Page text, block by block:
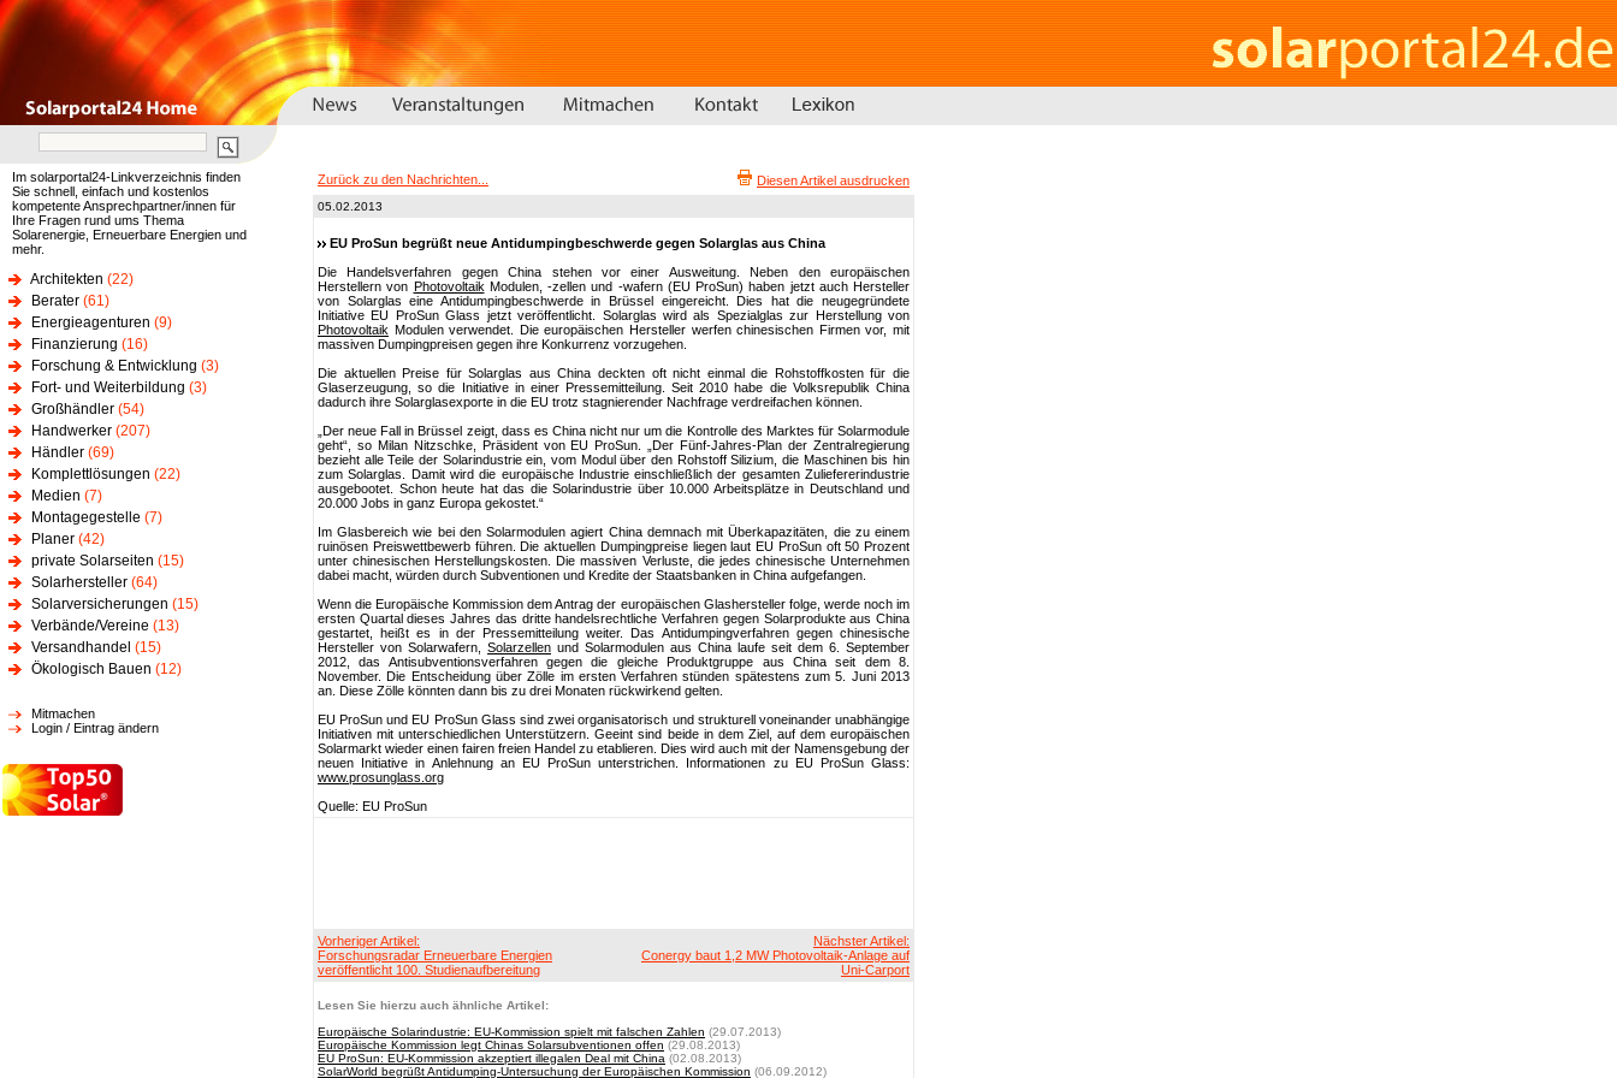
Im solarportal24-Linkverzeichnis finden
Sie schnell, einfach und kostenlos
kompetente Ansprechpartner/innen für
Ihre Fragen rund ums Thema
Solarenergie, Erneuerbare Energien und
mehr.
Architekten (22)
Berater (61)
Energieagenturen (9)
Finanzierung (16)
Forschung & Entwicklung (3)
Fort- und Weiterbildung (3)
Großhändler (54)
Handwerker (207)
Händler (69)
Komplettlösungen (22)
Medien (7)
Montagegestelle (7)
Planer (42)
private Solarseiten (15)
Solarhersteller (64)
Solarversicherungen (15)
Verbände/Vereine (13)
Versandhandel (15)
Ökologisch Bauen (12)
Mitmachen
Login / Eintrag ändern
Zurück zu den Nachrichten... Diesen Artikel ausdrucken
05.02.2013
EU ProSun begrüßt neue Antidumpingbeschwerde gegen Solarglas aus China
Die Handelsverfahren gegen China stehen vor einer Ausweitung. Neben den europäischen
Herstellern von Photovoltaik Modulen, -zellen und -wafern (EU ProSun) haben jetzt auch Hersteller
von Solarglas eine Antidumpingbeschwerde in Brüssel eingereicht. Dies hat die neugegründete
Initiative EU ProSun Glass jetzt veröffentlicht. Solarglas wird als Spezialglas zur Herstellung von
Photovoltaik Modulen verwendet. Die europäischen Hersteller werfen chinesischen Firmen vor, mit
massiven Dumpingpreisen gegen ihre Konkurrenz vorzugehen.
Die aktuellen Preise für Solarglas aus China deckten oft nicht einmal die Rohstoffkosten für die
Glaserzeugung, so die Initiative in einer Pressemitteilung. Seit 2010 habe die Volksrepublik China
dadurch ihre Solarglasexporte in die EU trotz stagnierender Nachfrage verdreifachen können.
„Der neue Fall in Brüssel zeigt, dass es China nicht nur um die Kontrolle des Marktes für Solarmodule
geht“, so Milan Nitzschke, Präsident von EU ProSun. „Der Fünf-Jahres-Plan der Zentralregierung
bezieht alle Teile der Solarindustrie ein, vom Modul über den Rohstoff Silizium, die Maschinen bis hin
zum Solarglas. Damit wird die europäische Industrie einschließlich der gesamten Zuliefererindustrie
ausgebootet. Schon heute hat das die Solarindustrie über 10.000 Arbeitsplätze in Deutschland und
20.000 Jobs in ganz Europa gekostet.“
Im Glasbereich wie bei den Solarmodulen agiert China demnach mit Überkapazitäten, die zu einem
ruinösen Preiswettbewerb führen. Die aktuellen Dumpingpreise liegen laut EU ProSun oft 50 Prozent
unter chinesischen Herstellungskosten. Die massiven Verluste, die jedes chinesische Unternehmen
dabei macht, würden durch Subventionen und Kredite der Staatsbanken in China aufgefangen.
Wenn die Europäische Kommission dem Antrag der europäischen Glashersteller folge, werde noch im
ersten Quartal dieses Jahres das dritte handelsrechtliche Verfahren gegen Solarprodukte aus China
gestartet, heißt es in der Pressemitteilung weiter. Das Antidumpingverfahren gegen chinesische
Hersteller von Solarwafern, Solarzellen und Solarmodulen aus China laufe seit dem 6. September
2012, das Antisubventionsverfahren gegen die gleiche Produktgruppe aus China seit dem 8.
November. Die Entscheidung über Zölle im ersten Verfahren stünden spätestens zum 5. Juni 2013
an. Diese Zölle könnten dann bis zu drei Monaten rückwirkend gelten.
EU ProSun und EU ProSun Glass sind zwei organisatorisch und strukturell voneinander unabhängige
Initiativen mit unterschiedlichen Unterstützern. Geeint sind beide in dem Ziel, auf dem europäischen
Solarmarkt wieder einen fairen freien Handel zu etablieren. Dies wird auch mit der Namensgebung der
neuen Initiative in Anlehnung an EU ProSun unterstrichen. Informationen zu EU ProSun Glass:
www.prosunglass.org
Quelle: EU ProSun
Vorheriger Artikel:
Forschungsradar Erneuerbare Energien
veröffentlicht 100. Studienaufbereitung
Nächster Artikel:
Conergy baut 1,2 MW Photovoltaik-Anlage auf
Uni-Carport
Lesen Sie hierzu auch ähnliche Artikel:
Europäische Solarindustrie: EU-Kommission spielt mit falschen Zahlen (29.07.2013)
Europäische Kommission legt Chinas Solarsubventionen offen (29.08.2013)
EU ProSun: EU-Kommission akzeptiert illegalen Deal mit China (02.08.2013)
SolarWorld begrüßt Antidumping-Untersuchung der Europäischen Kommission (06.09.2012)